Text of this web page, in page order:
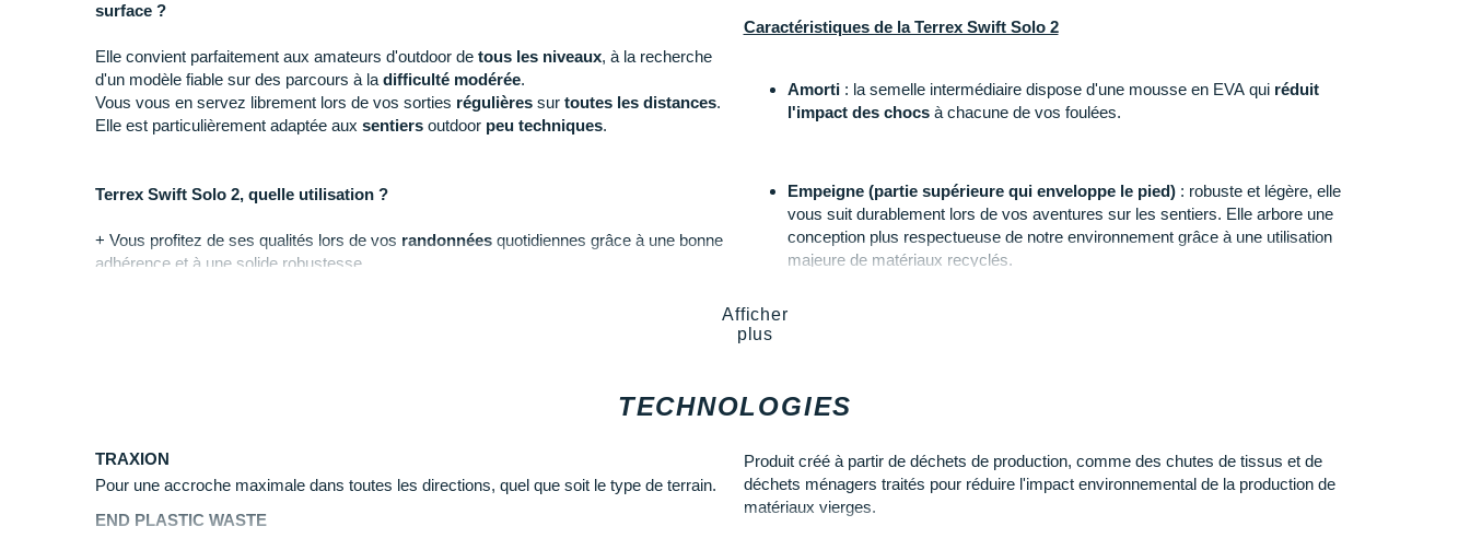
surface ?
Elle convient parfaitement aux amateurs d'outdoor de tous les niveaux, à la recherche
d'un modèle fiable sur des parcours à la difficulté modérée.
Vous vous en servez librement lors de vos sorties régulières sur toutes les distances.
Elle est particulièrement adaptée aux sentiers outdoor peu techniques.
Terrex Swift Solo 2, quelle utilisation ?
+ Vous profitez de ses qualités lors de vos randonnées quotidiennes grâce à une bonne
adhérence et à une solide robustesse.
D'une tige en ripstop à la fois légère et résistantepour se montrer à la hauteur de
D'une semelle extérieure offrant une
Caractéristiques de la Terrex Swift Solo 2
Amorti: la semelle intermédiaire dispose d'une mousse en EVA qui réduit
l'impact des chocsà chacune de vos foulées.
Empeigne (partie supérieure qui enveloppe le pied): robuste et légère, elle
vous suit durablement lors de vos aventures sur les sentiers. Elle arbore une
conception plus respectueuse de notre environnement grâce à une utilisation
majeure de matériaux recyclés.
fabrication qui réduisent la pollution de l'environnement terrestre et maritime par
les déchets plastiques.
Afficher
plus
TECHNOLOGIES
TRAXION
Pour une accroche maximale dans toutes les directions, quel que soit le type de terrain.
END PLASTIC WASTE
Produit créé à partir de déchets de production, comme des chutes de tissus et de
déchets ménagers traités pour réduire l'impact environnemental de la production de
matériaux vierges.